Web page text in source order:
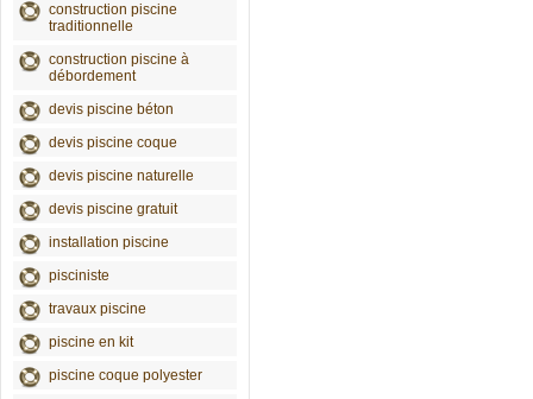
construction piscine
traditionnelle
construction piscine à
débordement
devis piscine béton
devis piscine coque
devis piscine naturelle
devis piscine gratuit
installation piscine
pisciniste
travaux piscine
piscine en kit
piscine coque polyester